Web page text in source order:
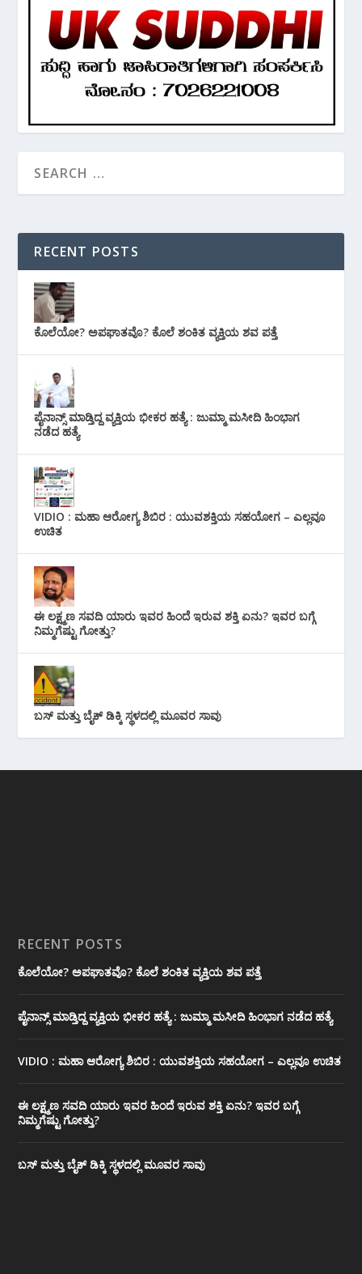
RECENT POSTS
ಕೊಲೆಯೋ? ಅಪಘಾತವೊ? ಕೊಲೆ ಶಂಕಿತ ವ್ಯಕ್ತಿಯ ಶವ ಪತ್ತೆ
ಪೈನಾನ್ಸ್ ಮಾಡ್ತಿದ್ದ ವ್ಯಕ್ತಿಯ ಭೀಕರ‌ ಹತ್ಯೆ : ಜುಮ್ಮಾ ಮಸೀದಿ ಹಿಂಭಾಗ
ನಡೆದ ಹತ್ಯೆ
VIDIO : ಮಹಾ ಆರೋಗ್ಯ ಶಿಬಿರ : ಯುವಶಕ್ತಿಯ ಸಹಯೋಗ – ಎಲ್ಲವೂ
ಉಚಿತ
ಈ ಲಕ್ಷ್ಮಣ ಸವದಿ ಯಾರು ಇವರ ಹಿಂದೆ ಇರುವ ಶಕ್ತಿ ಏನು? ಇವರ ಬಗ್ಗೆ
ನಿಮ್ಮಗೆಷ್ಟು ಗೋತ್ತು?
ಬಸ್ ಮತ್ತು ಬೈಕ್ ಡಿಕ್ಕಿ ಸ್ಥಳದಲ್ಲಿ ಮೂವರ ಸಾವು
RECENT POSTS
ಕೊಲೆಯೋ? ಅಪಘಾತವೊ? ಕೊಲೆ ಶಂಕಿತ ವ್ಯಕ್ತಿಯ ಶವ ಪತ್ತೆ
ಪೈನಾನ್ಸ್ ಮಾಡ್ತಿದ್ದ ವ್ಯಕ್ತಿಯ ಭೀಕರ‌ ಹತ್ಯೆ : ಜುಮ್ಮಾ ಮಸೀದಿ ಹಿಂಭಾಗ ನಡೆದ ಹತ್ಯೆ
VIDIO : ಮಹಾ ಆರೋಗ್ಯ ಶಿಬಿರ : ಯುವಶಕ್ತಿಯ ಸಹಯೋಗ – ಎಲ್ಲವೂ ಉಚಿತ
ಈ ಲಕ್ಷ್ಮಣ ಸವದಿ ಯಾರು ಇವರ ಹಿಂದೆ ಇರುವ ಶಕ್ತಿ ಏನು? ಇವರ ಬಗ್ಗೆ
ನಿಮ್ಮಗೆಷ್ಟು ಗೋತ್ತು?
ಬಸ್ ಮತ್ತು ಬೈಕ್ ಡಿಕ್ಕಿ ಸ್ಥಳದಲ್ಲಿ ಮೂವರ ಸಾವು